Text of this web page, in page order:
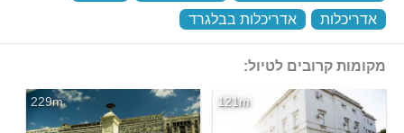
אדריכלות
אדריכלות בבלגרד
מקומות קרובים לטיול:
121m
229m